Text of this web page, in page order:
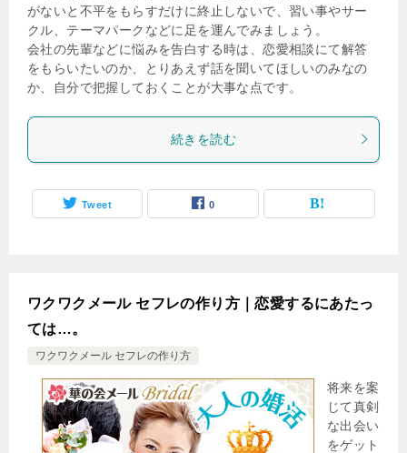
がないと不平をもらすだけに終止しないで、習い事やサー
クル、テーマパークなどに足を運んでみましょう。
会社の先輩などに悩みを告白する時は、恋愛相談にて解答
をもらいたいのか、とりあえず話を聞いてほしいのみなの
か、自分で把握しておくことが大事な点です。
続きを読む
Tweet 0
ワクワクメール セフレの作り方｜恋愛するにあたっ
ては…。
ワクワクメール セフレの作り方
将来を案
じて真剣
な出会い
をゲット